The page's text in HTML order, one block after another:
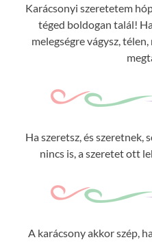
Karácsonyi szeretetem
téged boldogan talál!
melegségre vágysz,
Ha szeretsz, és szeretnek,
nincs is, a szeretet ott
A karácsony akkor szép,